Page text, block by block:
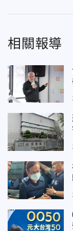
相關報導